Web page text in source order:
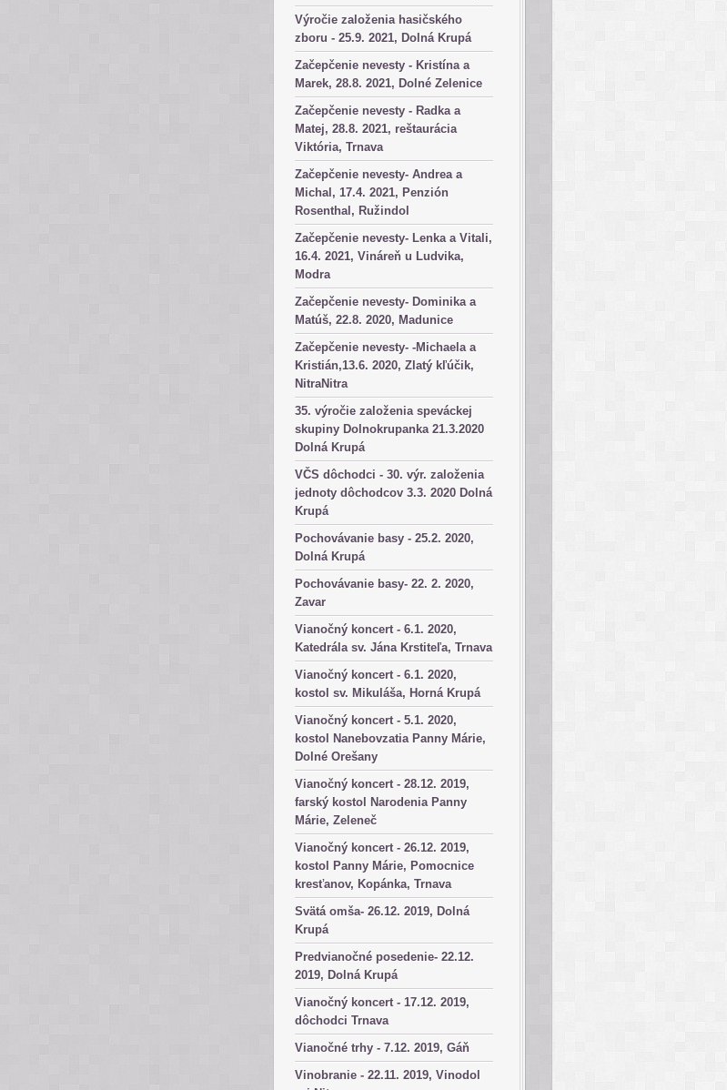
Výročie založenia hasičského
zboru - 25.9. 2021, Dolná Krupá
Začepčenie nevesty - Kristína a
Marek, 28.8. 2021, Dolné Zelenice
Začepčenie nevesty - Radka a
Matej, 28.8. 2021, reštaurácia
Viktória, Trnava
Začepčenie nevesty- Andrea a
Michal, 17.4. 2021, Penzión
Rosenthal, Ružindol
Začepčenie nevesty- Lenka a Vitali,
16.4. 2021, Vináreň u Ludvika,
Modra
Začepčenie nevesty- Dominika a
Matúš, 22.8. 2020, Madunice
Začepčenie nevesty- -Michaela a
Kristián,13.6. 2020, Zlatý kľúčik,
NitraNitra
35. výročie založenia speváckej
skupiny Dolnokrupanka 21.3.2020
Dolná Krupá
VČS dôchodci - 30. výr. založenia
jednoty dôchodcov 3.3. 2020 Dolná
Krupá
Pochovávanie basy - 25.2. 2020,
Dolná Krupá
Pochovávanie basy- 22. 2. 2020,
Zavar
Vianočný koncert - 6.1. 2020,
Katedrála sv. Jána Krstiteľa, Trnava
Vianočný koncert - 6.1. 2020,
kostol sv. Mikuláša, Horná Krupá
Vianočný koncert - 5.1. 2020,
kostol Nanebovzatia Panny Márie,
Dolné Orešany
Vianočný koncert - 28.12. 2019,
farský kostol Narodenia Panny
Márie, Zeleneč
Vianočný koncert - 26.12. 2019,
kostol Panny Márie, Pomocnice
kresťanov, Kopánka, Trnava
Svätá omša- 26.12. 2019, Dolná
Krupá
Predvianočné posedenie- 22.12.
2019, Dolná Krupá
Vianočný koncert - 17.12. 2019,
dôchodci Trnava
Vianočné trhy - 7.12. 2019, Gáň
Vinobranie - 22.11. 2019, Vinodol